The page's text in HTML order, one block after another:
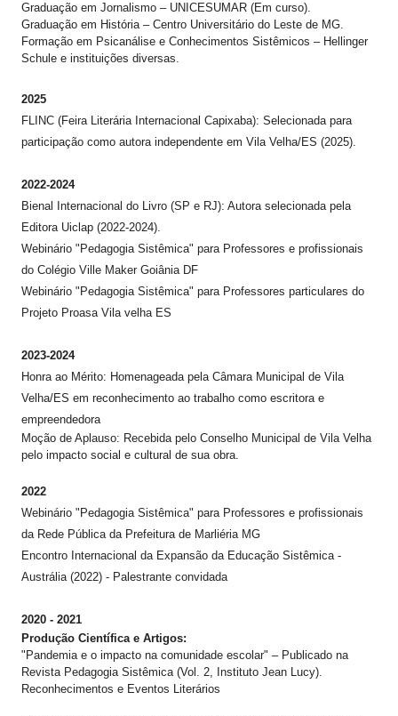
​Graduação em Jornalismo – UNICESUMAR (Em curso).
​Graduação em História – Centro Universitário do Leste de MG.
​Formação em Psicanálise e Conhecimentos Sistêmicos – Hellinger
Schule e instituições diversas.
2025
​FLINC (Feira Literária Internacional Capixaba): Selecionada para
participação como autora independente em Vila Velha/ES (2025).
2022-2024
Bienal Internacional do Livro (SP e RJ): Autora selecionada pela
Editora Uiclap (2022-2024).
Webinário "Pedagogia Sistêmica" para Professores e profissionais
do Colégio Ville Maker Goiânia DF
Webinário "Pedagogia Sistêmica" para Professores particulares do
Projeto Proasa Vila velha ES
2023-2024
​Honra ao Mérito: Homenageada pela Câmara Municipal de Vila
Velha/ES em reconhecimento ao trabalho como escritora e
empreendedora
​Moção de Aplauso: Recebida pelo Conselho Municipal de Vila Velha
pelo impacto social e cultural de sua obra.
2022
Webinário "Pedagogia Sistêmica" para Professores e profissionais
da Rede Pública da Prefeitura de Marliéria MG
Encontro Internacional da Expansão da Educação Sistêmica -
Austrália (2022) - Palestrante convidada
2020 - 2021
​Produção Científica e Artigos:
​"Pandemia e o impacto na comunidade escolar" – Publicado na
Revista Pedagogia Sistêmica (Vol. 2, Instituto Jean Lucy).
​Reconhecimentos e Eventos Literários